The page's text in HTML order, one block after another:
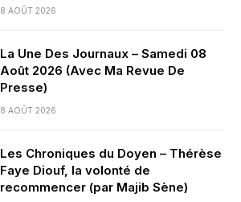
8 AOÛT 2026
La Une Des Journaux – Samedi 08
Août 2026 (Avec Ma Revue De
Presse)
8 AOÛT 2026
Les Chroniques du Doyen – Thérèse
Faye Diouf, la volonté de
recommencer (par Majib Sène)